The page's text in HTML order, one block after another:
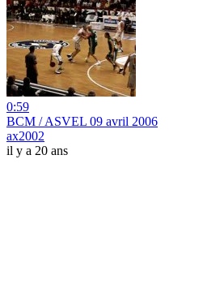
0:59
BCM / ASVEL 09 avril 2006
ax2002
il y a 20 ans